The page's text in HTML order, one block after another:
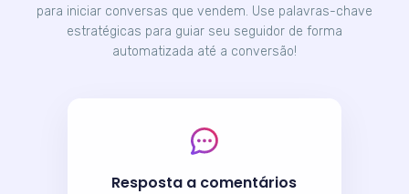
para iniciar conversas que vendem. Use palavras-chave
estratégicas para guiar seu seguidor de forma
automatizada até a conversão!
Resposta a comentários